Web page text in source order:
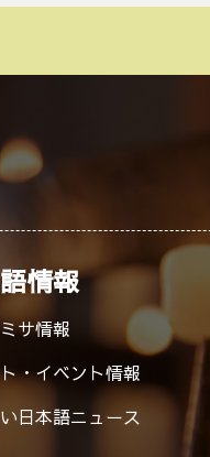
情報
サ情報
・イベント情報
日本語ニュース